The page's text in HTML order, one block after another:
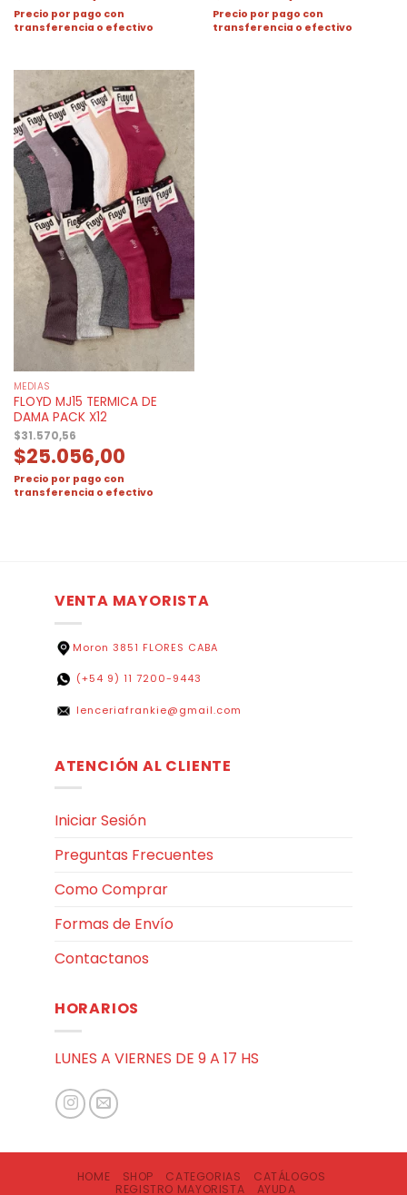
Precio por pago con
transferencia o efectivo
Precio por pago con
transferencia o efectivo
MEDIAS
FLOYD MJ15 TERMICA DE
DAMA PACK X12
$31.570,56
$25.056,00
Precio por pago con
transferencia o efectivo
VENTA MAYORISTA
Moron 3851 FLORES CABA
(+54 9) 11 7200-9443
lenceriafrankie@gmail.com
ATENCIÓN AL CLIENTE
Iniciar Sesión
Preguntas Frecuentes
Como Comprar
Formas de Envío
Contactanos
HORARIOS
LUNES A VIERNES DE 9 A 17 HS
HOME SHOP CATEGORIAS
CATÁLOGOS
REGISTRO MAYORISTA
AYUDA